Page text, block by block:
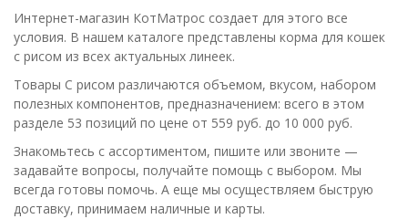
Интернет-магазин КотМатрос создает для этого все
условия. В нашем каталоге представлены корма для кошек
с рисом из всех актуальных линеек.
Товары С рисом различаются объемом, вкусом, набором
полезных компонентов, предназначением: всего в этом
разделе 53 позиций по цене от 559 руб. до 10 000 руб.
Знакомьтесь с ассортиментом, пишите или звоните —
задавайте вопросы, получайте помощь с выбором. Мы
всегда готовы помочь. А еще мы осуществляем быструю
доставку, принимаем наличные и карты.